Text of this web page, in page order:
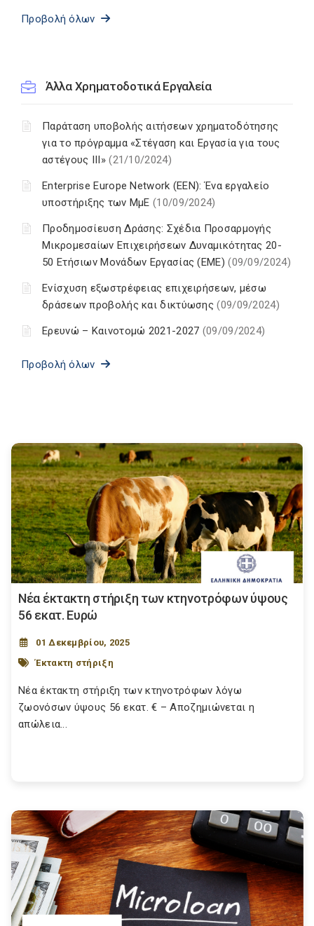
Προβολή όλων
Άλλα Χρηματοδοτικά Εργαλεία
Παράταση υποβολής αιτήσεων χρηματοδότησης
για το πρόγραμμα «Στέγαση και Εργασία για τους
αστέγους III»(21/10/2024)
Enterprise Europe Network (EEN): Ένα εργαλείο
υποστήριξης των ΜμΕ(10/09/2024)
Προδημοσίευση Δράσης: Σχέδια Προσαρμογής
Μικρομεσαίων Επιχειρήσεων Δυναμικότητας 20-
50 Ετήσιων Μονάδων Εργασίας (EME)(09/09/2024)
Ενίσχυση εξωστρέφειας επιχειρήσεων, μέσω
δράσεων προβολής και δικτύωσης(09/09/2024)
Ερευνώ – Καινοτομώ 2021-2027 (09/09/2024)
Προβολή όλων
Νέα έκτακτη στήριξη των κτηνοτρόφων ύψους
56 εκατ. Ευρώ
01 Δεκεμβρίου, 2025
Έκτακτη στήριξη
Νέα έκτακτη στήριξη των κτηνοτρόφων λόγω
ζωονόσων ύψους 56 εκατ. € – Αποζημιώνεται η
απώλεια...